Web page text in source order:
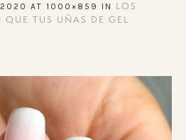
AT 1000×859 IN
LOS
QUE TUS UÑAS DE GEL